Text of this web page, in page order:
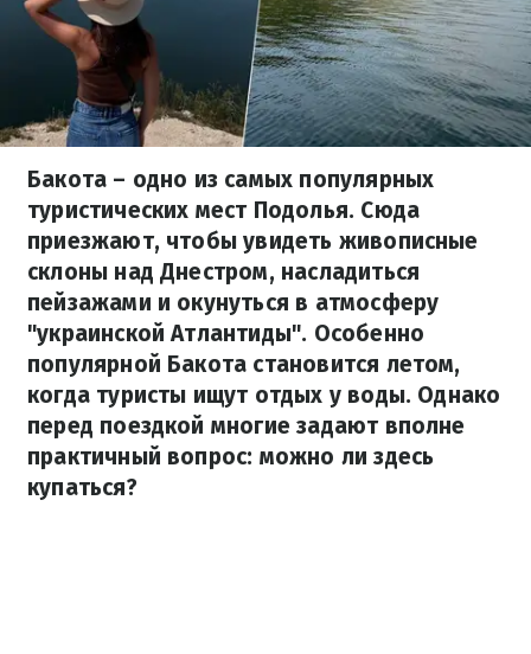
Бакота – одно из самых популярных
туристических мест Подолья. Сюда
приезжают, чтобы увидеть живописные
склоны над Днестром, насладиться
пейзажами и окунуться в атмосферу
"украинской Атлантиды". Особенно
популярной Бакота становится летом,
когда туристы ищут отдых у воды. Однако
перед поездкой многие задают вполне
практичный вопрос: можно ли здесь
купаться?